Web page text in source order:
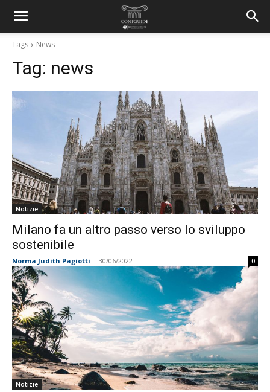
Tags News
Tag: news
Notizie
Milano fa un altro passo verso lo sviluppo
sostenibile
Norma Judith Pagiotti - 30/06/2022 0
Notizie